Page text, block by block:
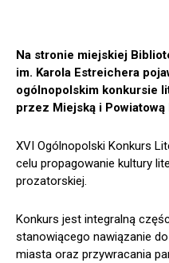
Na stronie miejskiej
im. Karola Estreichera
ogólnopolskim konkursie
przez Miejską i
XVI Ogólnopolski Konkurs
celu propagowanie kultury
prozatorskiej.
Konkurs jest integralną
stanowiącego nawiązanie
miasta oraz przywracania